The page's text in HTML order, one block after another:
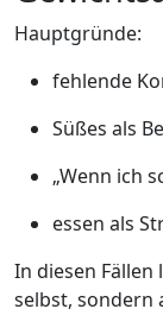
Hauptgründe:
fehlende
Süßes als
„Wenn ich
essen als
In diesen
selbst, sondern